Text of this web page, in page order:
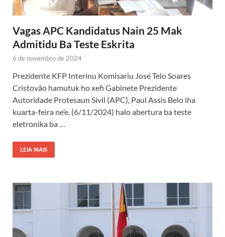
Vagas APC Kandidatus Nain 25 Mak
Admitidu Ba Teste Eskrita
6 de novembro de 2024
Prezidente KFP Interinu Komisariu José Telo Soares
Cristovão hamutuk ho xefi Gabinete Prezidente
Autoridade Protesaun Sivil (APC), Paul Assis Belo iha
kuarta-feira ne’e, (6/11/2024) halo abertura ba teste
eletronika ba …
LEIA MAIS